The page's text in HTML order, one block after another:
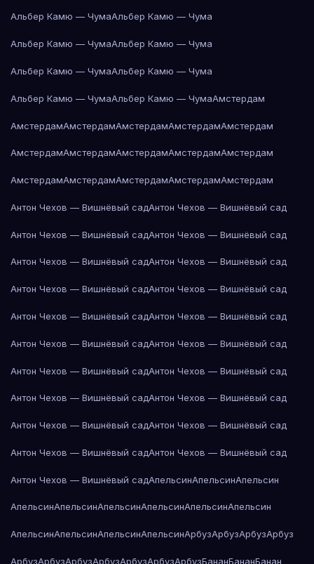
Альбер Камю — ЧумаАльбер Камю — Чума
Альбер Камю — ЧумаАльбер Камю — Чума
Альбер Камю — ЧумаАльбер Камю — Чума
Альбер Камю — ЧумаАльбер Камю — ЧумаАмстердам
АмстердамАмстердамАмстердамАмстердамАмстердам
АмстердамАмстердамАмстердамАмстердамАмстердам
АмстердамАмстердамАмстердамАмстердамАмстердам
Антон Чехов — Вишнёвый садАнтон Чехов — Вишнёвый сад
Антон Чехов — Вишнёвый садАнтон Чехов — Вишнёвый сад
Антон Чехов — Вишнёвый садАнтон Чехов — Вишнёвый сад
Антон Чехов — Вишнёвый садАнтон Чехов — Вишнёвый сад
Антон Чехов — Вишнёвый садАнтон Чехов — Вишнёвый сад
Антон Чехов — Вишнёвый садАнтон Чехов — Вишнёвый сад
Антон Чехов — Вишнёвый садАнтон Чехов — Вишнёвый сад
Антон Чехов — Вишнёвый садАнтон Чехов — Вишнёвый сад
Антон Чехов — Вишнёвый садАнтон Чехов — Вишнёвый сад
Антон Чехов — Вишнёвый садАнтон Чехов — Вишнёвый сад
Антон Чехов — Вишнёвый садАпельсинАпельсинАпельсин
АпельсинАпельсинАпельсинАпельсинАпельсинАпельсин
АпельсинАпельсинАпельсинАпельсинАрбузАрбузАрбузАрбуз
АрбузАрбузАрбузАрбузАрбузАрбузАрбузБананБананБанан